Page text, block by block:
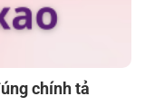
chính tả